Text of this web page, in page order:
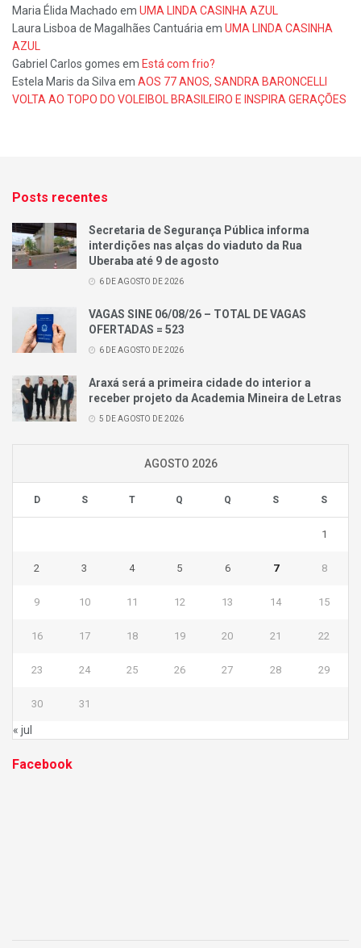
Maria Élida Machado em UMA LINDA CASINHA AZUL
Laura Lisboa de Magalhães Cantuária em UMA LINDA CASINHA
AZUL
Gabriel Carlos gomes em Está com frio?
Estela Maris da Silva em AOS 77 ANOS, SANDRA BARONCELLI
VOLTA AO TOPO DO VOLEIBOL BRASILEIRO E INSPIRA GERAÇÕES
Posts recentes
Secretaria de Segurança Pública informa
interdições nas alças do viaduto da Rua
Uberaba até 9 de agosto
6 DE AGOSTO DE 2026
VAGAS SINE 06/08/26 – TOTAL DE VAGAS
OFERTADAS = 523
6 DE AGOSTO DE 2026
Araxá será a primeira cidade do interior a
receber projeto da Academia Mineira de Letras
5 DE AGOSTO DE 2026
AGOSTO 2026
D S T Q Q S S
1
2 3 4 5 6 7 8
9 10 11 12 13 14 15
16 17 18 19 20 21 22
23 24 25 26 27 28 29
30 31
« jul
Facebook